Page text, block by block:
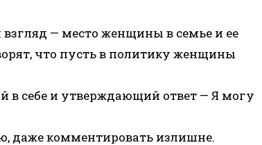
— место женщины в семье и ее
что пусть в политику женщины
в себе и утверждающий ответ — Я могу
даже комментировать излишне.